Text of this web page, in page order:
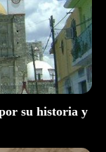
su historia y